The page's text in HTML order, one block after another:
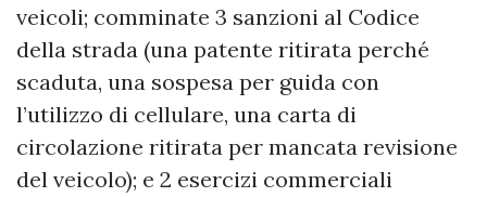
veicoli; comminate 3 sanzioni al Codice
della strada (una patente ritirata perché
scaduta, una sospesa per guida con
l’utilizzo di cellulare, una carta di
circolazione ritirata per mancata revisione
del veicolo); e 2 esercizi commerciali